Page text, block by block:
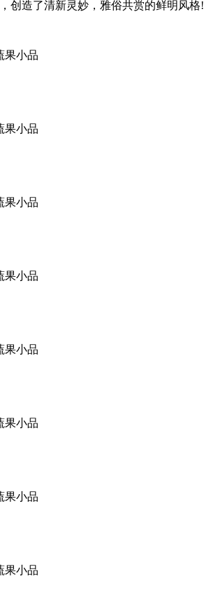
创造了清新灵妙，雅俗共赏的鲜明风格!